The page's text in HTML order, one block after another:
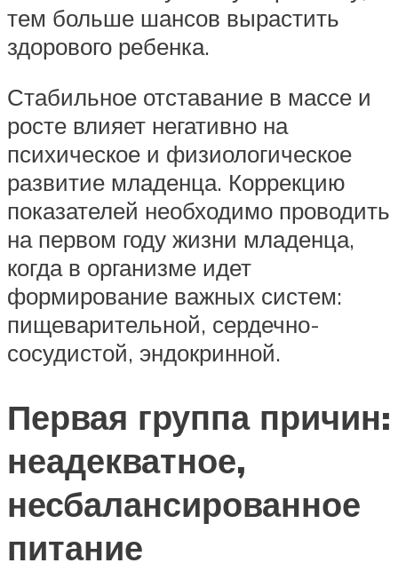
тем больше шансов вырастить
здорового ребенка.
Стабильное отставание в массе и
росте влияет негативно на
психическое и физиологическое
развитие младенца. Коррекцию
показателей необходимо проводить
на первом году жизни младенца,
когда в организме идет
формирование важных систем:
пищеварительной, сердечно-
сосудистой, эндокринной.
Первая группа причин:
неадекватное,
несбалансированное
питание